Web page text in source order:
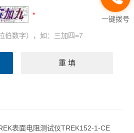
伯数字），如：三加四=7
表面电阻测试仪TREK152-1-CE
一键拨号